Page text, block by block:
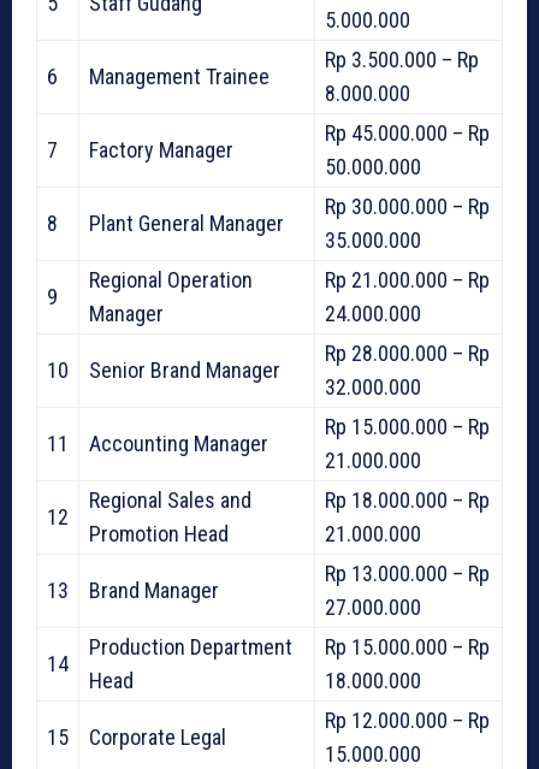
5.000.000
6 Management Trainee
Rp 3.500.000 – Rp
8.000.000
7 Factory Manager
Rp 45.000.000 – Rp
50.000.000
8 Plant General Manager
Rp 30.000.000 – Rp
35.000.000
9
Regional Operation
Manager
Rp 21.000.000 – Rp
24.000.000
10 Senior Brand Manager
Rp 28.000.000 – Rp
32.000.000
11 Accounting Manager
Rp 15.000.000 – Rp
21.000.000
12
Regional Sales and
Promotion Head
Rp 18.000.000 – Rp
21.000.000
13 Brand Manager
Rp 13.000.000 – Rp
27.000.000
14
Production Department
Head
Rp 15.000.000 – Rp
18.000.000
15 Corporate Legal
Rp 12.000.000 – Rp
15.000.000